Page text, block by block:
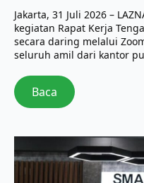
Jakarta, 31 Juli 2026 –
kegiatan Rapat Kerja
secara daring melalui
seluruh amil dari kantor
Baca